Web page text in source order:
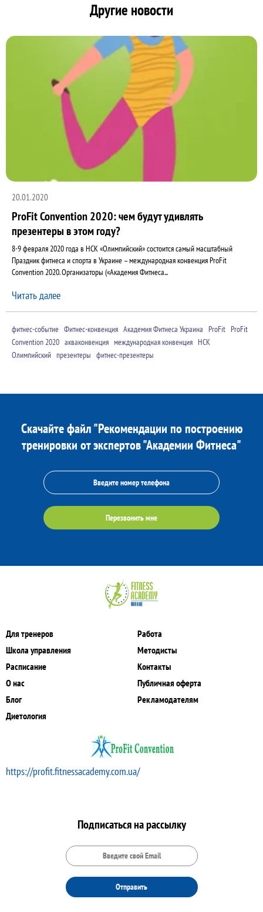
Другие новости
20.01.2020
ProFit Convention 2020: чем будут удивлять
презентеры в этом году?
8-9 февраля 2020 года в НСК «Олимпийский» состоится самый масштабный
Праздник фитнеса и спорта в Украине – международная конвенция ProFit
Convention 2020. Организаторы («Академия Фитнеса...
Читать далее
фитнес-событие Фитнес-конвенция Академия Фитнеса Украина ProFit ProFit
Convention 2020 акваконвенция международная конвенция НСК
Олимпийский презентеры фитнес-презентеры
Скачайте файл "Рекомендации по построению
тренировки от экспертов "Академии Фитнеса"
Перезвонить мне
Для тренеров
Школа управления
Расписание
О нас
Блог
Диетология
Работа
Методисты
Контакты
Публичная оферта
Рекламодателям
https://profit.fitnessacademy.com.ua/
Подписаться на рассылку
Отправить